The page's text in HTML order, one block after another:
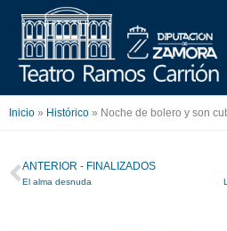
contenido
Inicio » Histórico » Noche de bolero y son
Ant
ANTERIOR - FINALIZADOS
El alma desnuda